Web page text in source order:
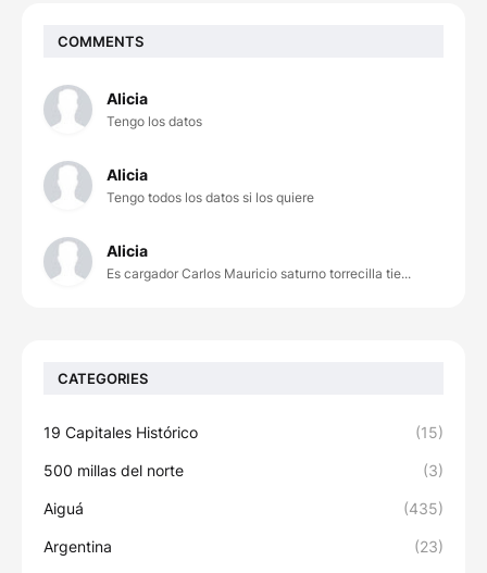
COMMENTS
Alicia
Tengo los datos
Alicia
Tengo todos los datos si los quiere
Alicia
Es cargador Carlos Mauricio saturno torrecilla tie...
CATEGORIES
19 Capitales Histórico (15)
500 millas del norte (3)
Aiguá (435)
Argentina (23)